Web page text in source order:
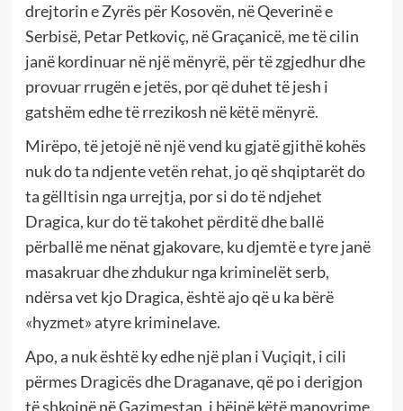
drejtorin e Zyrës për Kosovën, në Qeverinë e
Serbisë, Petar Petkoviç, në Graçanicë, me të cilin
janë kordinuar në një mënyrë, për të zgjedhur dhe
provuar rrugën e jetës, por që duhet të jesh i
gatshëm edhe të rrezikosh në këtë mënyrë.
Mirëpo, të jetojë në një vend ku gjatë gjithë kohës
nuk do ta ndjente vetën rehat, jo që shqiptarët do
ta gëlltisin nga urrejtja, por si do të ndjehet
Dragica, kur do të takohet përditë dhe ballë
përballë me nënat gjakovare, ku djemtë e tyre janë
masakruar dhe zhdukur nga kriminelët serb,
ndërsa vet kjo Dragica, është ajo që u ka bërë
«hyzmet» atyre kriminelave.
Apo, a nuk është ky edhe një plan i Vuçiqit, i cili
përmes Dragicës dhe Draganave, që po i derigjon
të shkojnë në Gazimestan, i bëjnë këtë manovrime